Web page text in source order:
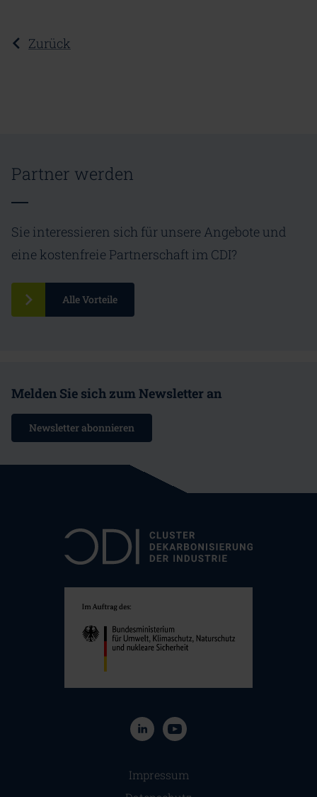
Zurück
Partner werden
Sie interessieren sich für unsere Angebote und
eine kostenfreie Partnerschaft im CDI?
Alle Vorteile
Melden Sie sich zum Newsletter an
Newsletter abonnieren
Navigation überspringen
Impressum